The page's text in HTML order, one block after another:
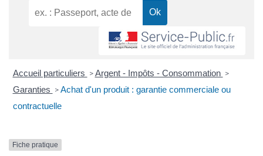
Accueil particuliers > Argent - Impôts - Consommation >
Garanties > Achat d'un produit : garantie commerciale ou
contractuelle
Fiche pratique